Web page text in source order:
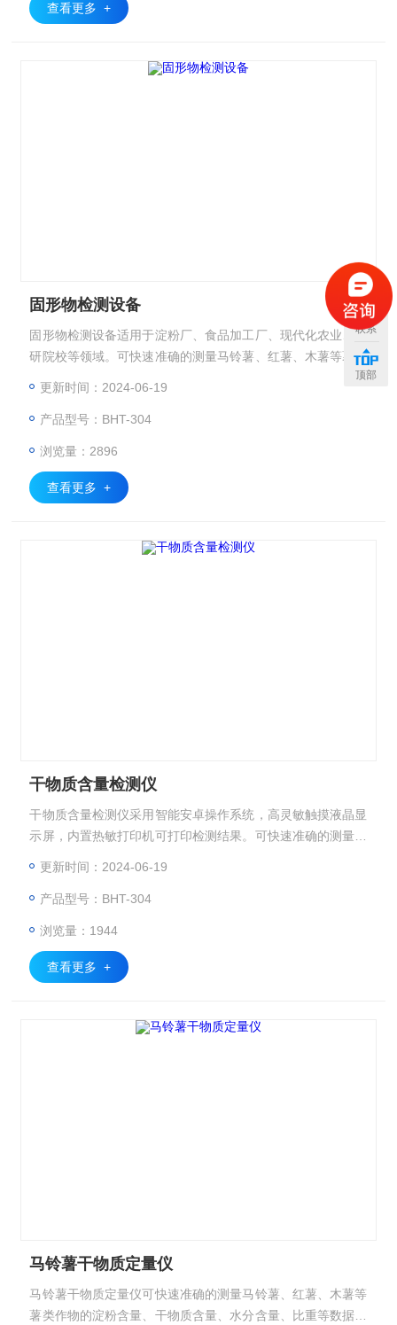
查看更多 +
固形物检测设备
固形物检测设备适用于淀粉厂、食品加工厂、现代化农业、科
研院校等领域。可快速准确的测量马铃薯、红薯、木薯等薯类
更新时间：2024-06-19
产品型号：BHT-304
浏览量：2896
查看更多 +
干物质含量检测仪
干物质含量检测仪采用智能安卓操作系统，高灵敏触摸液晶显
示屏，内置热敏打印机可打印检测结果。可快速准确的测量马
更新时间：2024-06-19
产品型号：BHT-304
浏览量：1944
查看更多 +
马铃薯干物质定量仪
马铃薯干物质定量仪可快速准确的测量马铃薯、红薯、木薯等
薯类作物的淀粉含量、干物质含量、水分含量、比重等数据。
联系
顶部